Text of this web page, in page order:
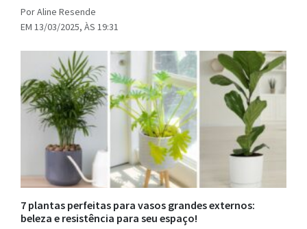
Por Aline Resende
EM 13/03/2025, ÀS 19:31
7 plantas perfeitas para vasos grandes externos:
beleza e resistência para seu espaço!